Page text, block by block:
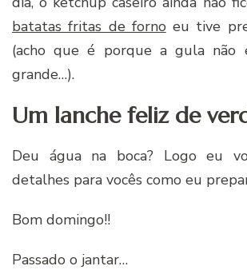
batatas fritas de forno eu tive
(acho que é porque a gula não
grande…).
Um lanche feliz de
Deu água na boca? Logo eu
detalhes para vocês como eu
Bom domingo!!
Passado o jantar…